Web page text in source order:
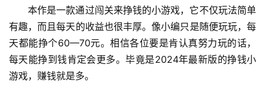
本作是一款通过闯关来挣钱的小游戏，它不仅玩法简单
有趣，而且每天的收益也很丰厚。像小编只是随便玩玩，每
天都能挣个60—70元。相信各位要是肯认真努力玩的话，
每天能挣到钱肯定会更多。毕竟是2024年最新版的挣钱小
游戏，赚钱就是多。